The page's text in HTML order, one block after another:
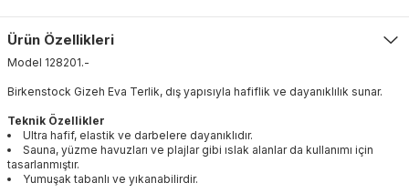
Ürün Özellikleri
Model 128201.-
Birkenstock Gizeh Eva Terlik, dış yapısıyla hafiflik ve dayanıklılık sunar.
Teknik Özellikler
Ultra hafif, elastik ve darbelere dayanıklıdır.
Sauna, yüzme havuzları ve plajlar gibi ıslak alanlar da kullanımı için
tasarlanmıştır.
Yumuşak tabanlı ve yıkanabilirdir.